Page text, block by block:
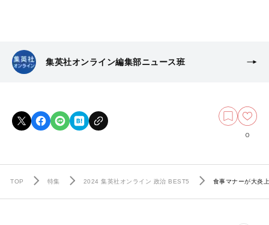
集英社オンライン編集部ニュース班
0
TOP 特集 2024 集英社オンライン 政治 BEST5 食事マナーが大炎